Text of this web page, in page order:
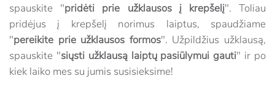
spauskite "pridėti prie užklausos į krepšelį". Toliau
pridėjus į krepšelį norimus laiptus, spaudžiame
"pereikite prie užklausos formos". Užpildžius užklausą,
spauskite "siųsti užklausą laiptų pasiūlymui gauti" ir po
kiek laiko mes su jumis susisieksime!